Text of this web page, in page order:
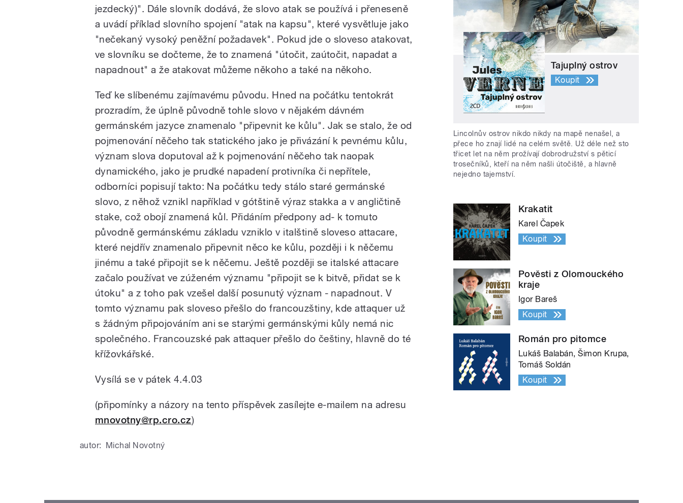
jezdecký)". Dále slovník dodává, že slovo atak se používá i přeneseně
a uvádí příklad slovního spojení "atak na kapsu", které vysvětluje jako
"nečekaný vysoký peněžní požadavek". Pokud jde o sloveso atakovat,
ve slovníku se dočteme, že to znamená "útočit, zaútočit, napadat a
napadnout" a že atakovat můžeme někoho a také na někoho.
Teď ke slíbenému zajímavému původu. Hned na počátku tentokrát
prozradím, že úplně původně tohle slovo v nějakém dávném
germánském jazyce znamenalo "připevnit ke kůlu". Jak se stalo, že od
pojmenování něčeho tak statického jako je přivázání k pevnému kůlu,
význam slova doputoval až k pojmenování něčeho tak naopak
dynamického, jako je prudké napadení protivníka či nepřítele,
odborníci popisují takto: Na počátku tedy stálo staré germánské
slovo, z něhož vznikl například v gótštině výraz stakka a v angličtině
stake, což obojí znamená kůl. Přidáním předpony ad- k tomuto
původně germánskému základu vzniklo v italštině sloveso attacare,
které nejdřív znamenalo připevnit něco ke kůlu, později i k něčemu
jinému a také připojit se k něčemu. Ještě později se italské attacare
začalo používat ve zúženém významu "připojit se k bitvě, přidat se k
útoku" a z toho pak vzešel další posunutý význam - napadnout. V
tomto významu pak sloveso přešlo do francouzštiny, kde attaquer už
s žádným připojováním ani se starými germánskými kůly nemá nic
společného. Francouzské pak attaquer přešlo do češtiny, hlavně do té
křížovkářské.
Vysílá se v pátek 4.4.03
(připomínky a názory na tento příspěvek zasílejte e-mailem na adresu
mnovotny@rp.cro.cz)
autor: Michal Novotný
Tajuplný ostrov
Koupit
Lincolnův ostrov nikdo nikdy na mapě nenašel, a
přece ho znají lidé na celém světě. Už déle než sto
třicet let na něm prožívají dobrodružství s pěticí
trosečníků, kteří na něm našli útočiště, a hlavně
nejedno tajemství.
Krakatit
Karel Čapek
Koupit
Pověsti z Olomouckého
kraje
Igor Bareš
Koupit
Román pro pitomce
Lukáš Balabán, Šimon Krupa,
Tomáš Soldán
Koupit